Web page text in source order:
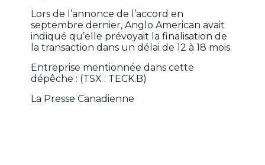
Lors de l’annonce de l’accord en
septembre dernier, Anglo American avait
indiqué qu’elle prévoyait la finalisation de
la transaction dans un délai de 12 à 18 mois.
Entreprise mentionnée dans cette
dépêche : (TSX : TECK.B)
La Presse Canadienne